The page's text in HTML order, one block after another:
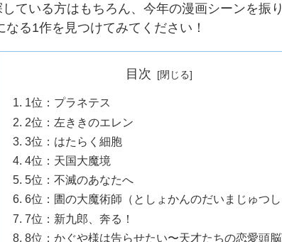
ている方はもちろん、今年の漫画シーンを振
る1作を見つけてみてください！
目次
1位：プラネテス
2位：左ききのエレン
3位：はたらく細胞
4位：天国大魔境
5位：不滅のあなたへ
6位：圕の大魔術師（としょかんのだいまじゅつし
7位：新九郎、奔る！
8位：かぐや様は告らせたい〜天才たちの恋愛頭